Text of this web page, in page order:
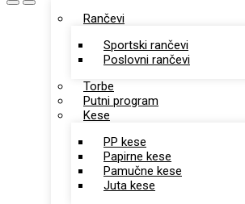
Rančevi
Sportski rančevi
Poslovni rančevi
Torbe
Putni program
Kese
PP kese
Papirne kese
Pamučne kese
Juta kese